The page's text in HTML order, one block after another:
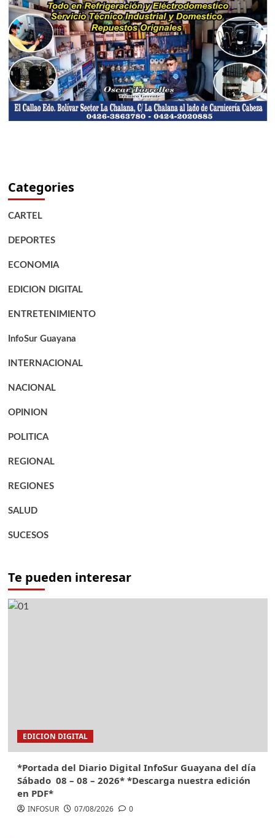
Categories
CARTEL
DEPORTES
ECONOMIA
EDICION DIGITAL
ENTRETENIMIENTO
InfoSur Guayana
INTERNACIONAL
NACIONAL
OPINION
POLITICA
REGIONAL
REGIONES
SALUD
SUCESOS
Te pueden interesar
EDICION DIGITAL
*Portada del Diario Digital InfoSur Guayana del día
Sábado 08 – 08 – 2026* *Descarga nuestra edición
en PDF*
INFOSUR 07/08/2026 0